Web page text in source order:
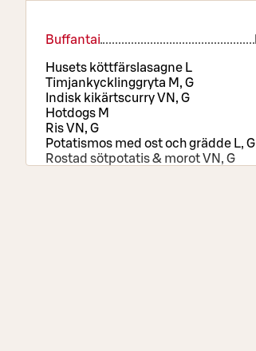
Buffantai
Husets köttfärslasagne L
Timjankycklinggryta M, G
Indisk kikärtscurry VN, G
Hotdogs M
Ris VN, G
Potatismos med ost och grädde L, G
Rostad sötpotatis & morot VN, G